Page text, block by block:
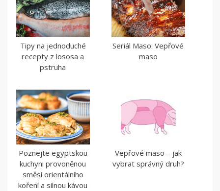
Tipy na jednoduché
recepty z lososa a
pstruha
Seriál Maso: Vepřové
maso
Poznejte egyptskou
kuchyni provoněnou
směsí orientálního
koření a silnou kávou
Vepřové maso – jak
vybrat správný druh?